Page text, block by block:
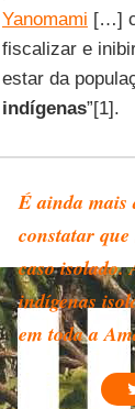
Yanomami […]
fiscalizar e
estar da
indígenas”[1].
É ainda mais
constatar
caso isolado.
indígenas
em toda a